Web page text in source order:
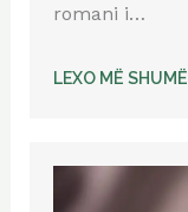
romani i…
LEXO MË SHUMË